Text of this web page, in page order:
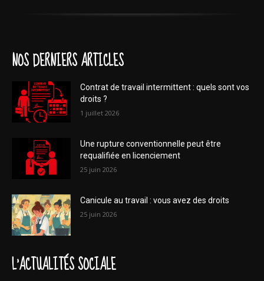
NOS DERNIERS ARTICLES
Contrat de travail intermittent : quels sont vos
droits ?
1 juillet 2026
Une rupture conventionnelle peut être
requalifiée en licenciement
25 juin 2026
Canicule au travail : vous avez des droits
25 juin 2026
L'ACTUALITÉS SOCIALE